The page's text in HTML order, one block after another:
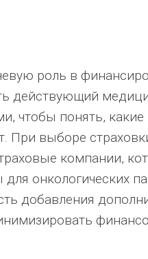
роль в
действующий
чтобы понять,
При выборе
компании,
онкологических
добавления